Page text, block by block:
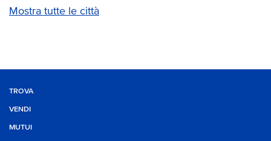
Mostra tutte le città
TROVA
VENDI
MUTUI